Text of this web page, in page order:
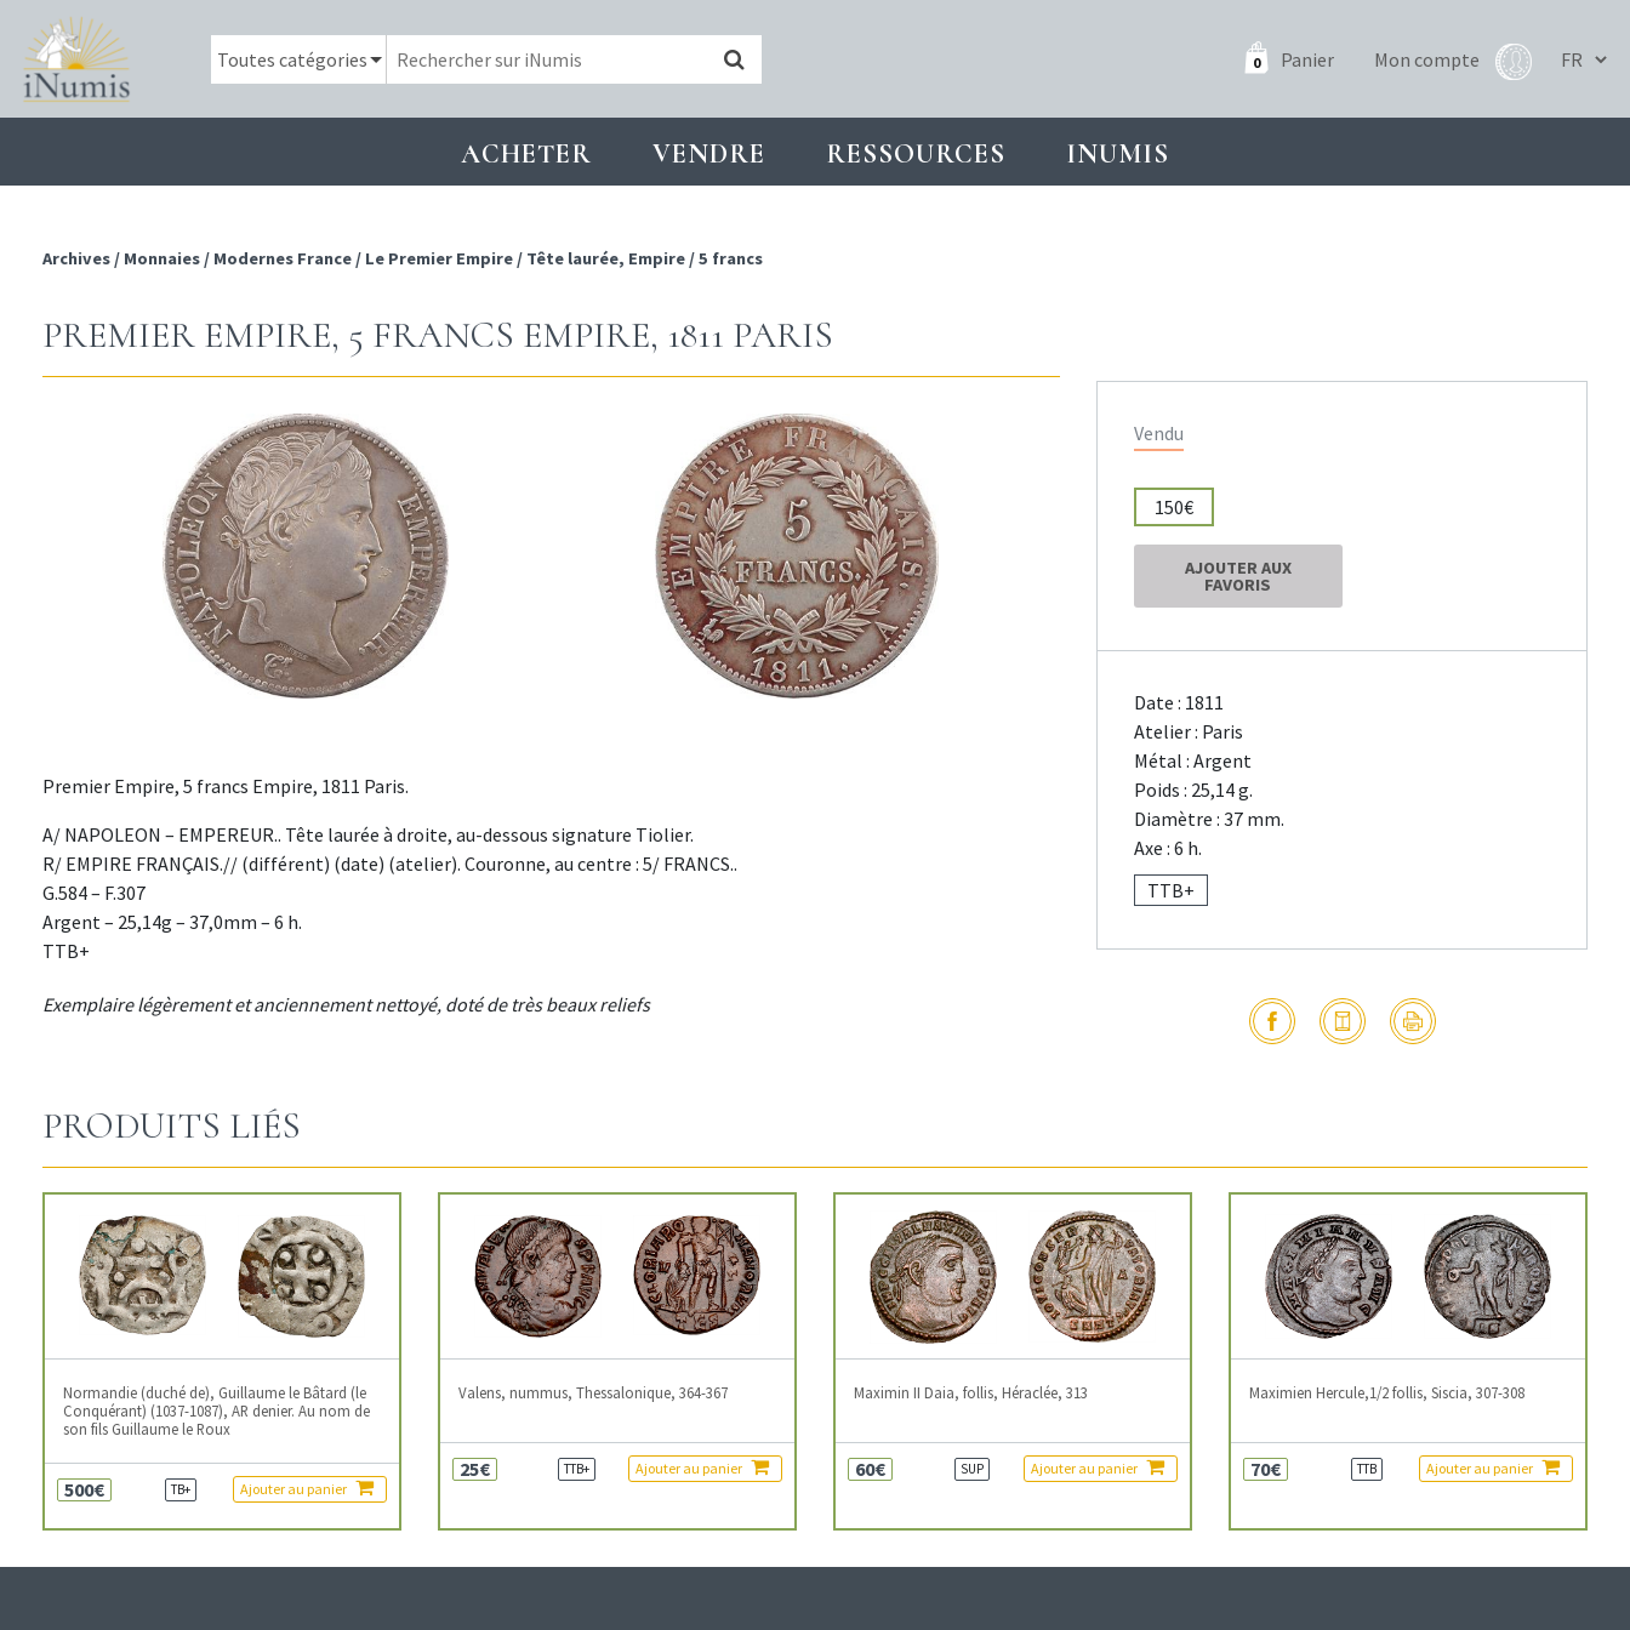
0 Panier Mon compte
ACHETER VENDRE RESSOURCES INUMIS
Archives / Monnaies / Modernes France / Le Premier Empire / Tête laurée, Empire /5 francs
PREMIER EMPIRE, 5 FRANCS EMPIRE, 1811 PARIS
Premier Empire, 5 francs Empire, 1811 Paris.
A/ NAPOLEON – EMPEREUR.. Tête laurée à droite, au-dessous signature Tiolier.
R/ EMPIRE FRANÇAIS.// (différent) (date) (atelier). Couronne, au centre : 5/ FRANCS..
G.584 – F.307
Argent – 25,14g – 37,0mm – 6 h.
TTB+
Exemplaire légèrement et anciennement nettoyé, doté de très beaux reliefs
Vendu
150€
AJOUTER AUX
FAVORIS
Date : 1811
Atelier : Paris
Métal : Argent
Poids : 25,14 g.
Diamètre : 37 mm.
Axe : 6 h.
TTB+
PRODUITS LIÉS
Normandie (duché de), Guillaume le Bâtard (le
Conquérant) (1037-1087), AR denier. Au nom de
son fils Guillaume le Roux
500€ TB+ Ajouter au panier
Valens, nummus, Thessalonique, 364-367
25€ TTB+ Ajouter au panier
Maximin II Daia, follis, Héraclée, 313
60€ SUP Ajouter au panier
Maximien Hercule,1/2 follis, Siscia, 307-308
70€ TTB Ajouter au panier